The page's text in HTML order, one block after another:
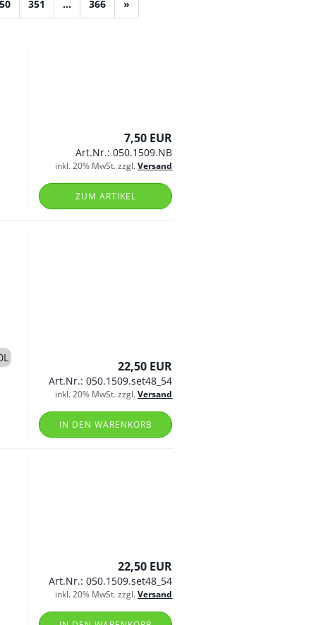
351 ... 366 »
7,50 EUR
Art.Nr.: 050.1509.NB
inkl. 20% MwSt. zzgl.Versand
ZUM ARTIKEL
22,50 EUR
Art.Nr.: 050.1509.set48_54
inkl. 20% MwSt. zzgl.Versand
IN DEN WARENKORB
22,50 EUR
Art.Nr.: 050.1509.set48_54
inkl. 20% MwSt. zzgl.Versand